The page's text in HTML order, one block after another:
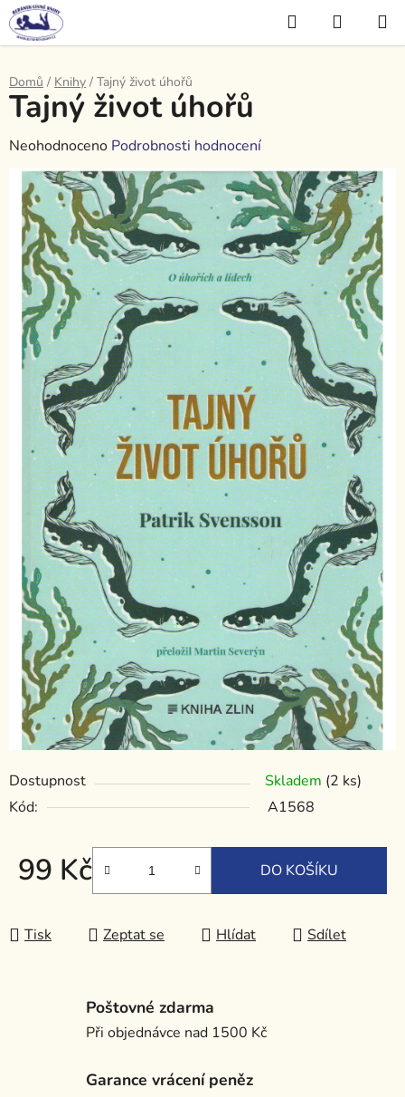
Přejít
na
obsah
Hledat
KOŠÍK
Domů / Knihy / Tajný život úhořů
Dostupnost Skladem (2 ks)
Kód:
A1568
99 Kč
Měrná cena:
DO KOŠÍKU
Tisk Zeptat se Hlídat Sdílet
Tajný život úhořů
Průměrné
hodnocení
produktu
0,0
hvězdiček.
Neohodnoceno Podrobnosti hodnocení
Poštovné zdarma
Při objednávce nad 1500 Kč
Garance vrácení peněz